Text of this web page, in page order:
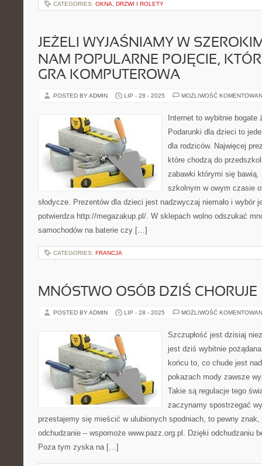
CATEGORIES: OKNA, DRZWI I ROLETY
JEŻELI WYJAŚNIAMY W
NAM POPULARNE POJĘCIE,
GRA KOMPUTEROWA
POSTED BY ADMIN LIP - 28 - 2025 MOŻLIWOŚĆ
Internet to wybitnie bogate
Podarunki dla dzieci to
dla rodziców. Najwięcej
które chodzą do
zabawki którymi się
szkolnym w owym czasie
słodycze. Prezentów dla dzieci jest nadzwyczaj niemało i wybór
potwierdza http://megazakup.pl/. W sklepach wolno odszukać
samochodów na baterie czy […]
CATEGORIES: FRANCJA
MNÓSTWO OSÓB DZIŚ CHORUJE
POSTED BY ADMIN LIP - 28 - 2025 MOŻLIWOŚĆ
Szczupłość jest dzisiaj
jest dziś wybitnie
końcu to, co chude jest
pokazach mody zawsze
Takie są regulacje tego
zaczynamy spostrzegać
przestajemy się mieścić w ulubionych spodniach, to pewny
odchudzanie – wspomoże www.pazz.org.pl. Dzięki odchudzaniu
Poza tym zyska na […]